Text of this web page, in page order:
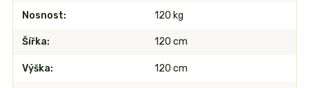
Nosnost 120 kg
Šířka 120 cm
Výška 120 cm